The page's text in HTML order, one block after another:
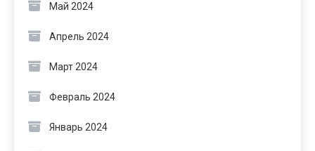
Май 2024
Апрель 2024
Март 2024
Февраль 2024
Январь 2024